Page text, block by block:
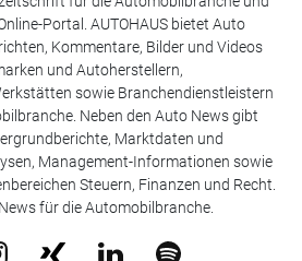
Portal. AUTOHAUS bietet Auto
Kommentare, Bilder und Videos
und Autoherstellern,
sowie Branchendienstleistern
Neben den Auto News gibt
Marktdaten und
Management-Informationen sowie
Steuern, Finanzen und Recht.
für die Automobilbranche.